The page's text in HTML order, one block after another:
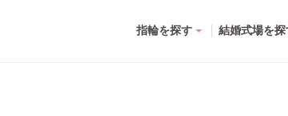
指輪を探す 結婚式場を